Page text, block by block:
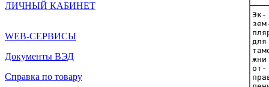
ЛИЧНЫЙ КАБИНЕТ
WEB-СЕРВИСЫ
Документы ВЭД
Справка по товару